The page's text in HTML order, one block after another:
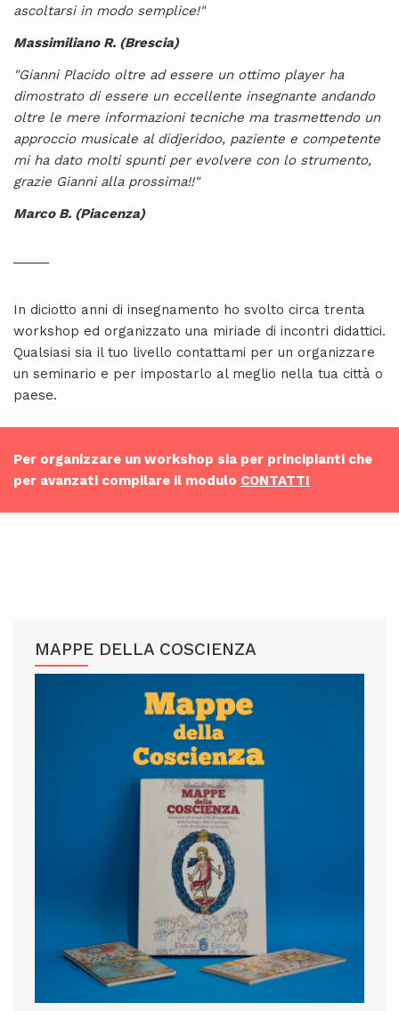
ascoltarsi in modo semplice!"
Massimiliano R. (Brescia)
"Gianni Placido oltre ad essere un ottimo player ha
dimostrato di essere un eccellente insegnante andando
oltre le mere informazioni tecniche ma trasmettendo un
approccio musicale al didjeridoo, paziente e competente
mi ha dato molti spunti per evolvere con lo strumento,
grazie Gianni alla prossima!!"
Marco B. (Piacenza)
In diciotto anni di insegnamento ho svolto circa trenta
workshop ed organizzato una miriade di incontri didattici.
Qualsiasi sia il tuo livello contattami per un organizzare
un seminario e per impostarlo al meglio nella tua città o
paese.
Per organizzare un workshop sia per principianti che
per avanzati compilare il modulo CONTATTI
MAPPE DELLA COSCIENZA